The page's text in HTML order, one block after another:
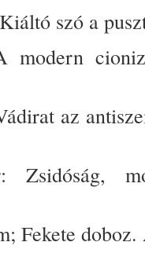
szó a
az
Fekete